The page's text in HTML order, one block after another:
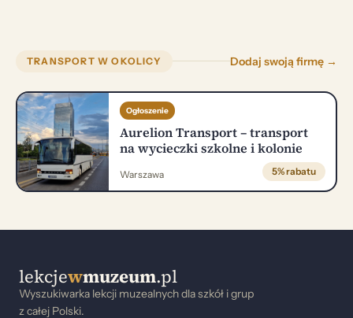
TRANSPORT W OKOLICY Dodaj swoją firmę →
Ogłoszenie
Aurelion Transport – transport
na wycieczki szkolne i kolonie
Warszawa 5% rabatu
lekcjewmuzeum.pl
Wyszukiwarka lekcji muzealnych dla szkół i grup
z całej Polski.